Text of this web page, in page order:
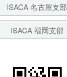
ISACA 名古屋支部
ISACA 福岡支部